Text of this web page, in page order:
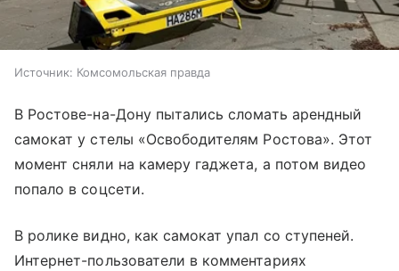
Источник: Комсомольская правда
В Ростове-на-Дону пытались сломать арендный
самокат у стелы «Освободителям Ростова». Этот
момент сняли на камеру гаджета, а потом видео
попало в соцсети.
В ролике видно, как самокат упал со ступеней.
Интернет-пользователи в комментариях